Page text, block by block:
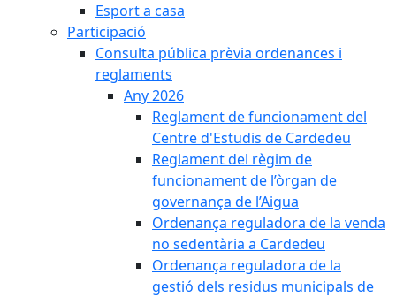
Esport a casa
Participació
Consulta pública prèvia ordenances i
reglaments
Any 2026
Reglament de funcionament del
Centre d'Estudis de Cardedeu
Reglament del règim de
funcionament de l’òrgan de
governança de l’Aigua
Ordenança reguladora de la venda
no sedentària a Cardedeu
Ordenança reguladora de la
gestió dels residus municipals de